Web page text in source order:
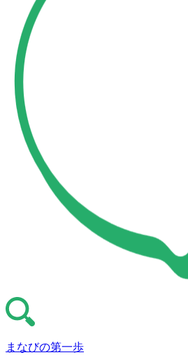
まなびの第一歩